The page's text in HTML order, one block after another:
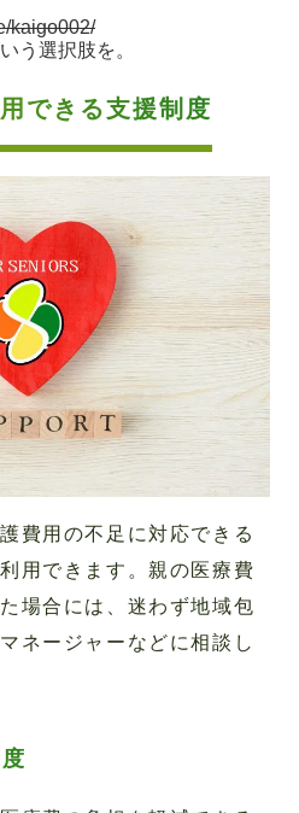
kaigo002/
う選択肢を。
できる支援制度
費用の不足に対応できる
用できます。親の医療費
場合には、迷わず地域包
ネージャーなどに相談し